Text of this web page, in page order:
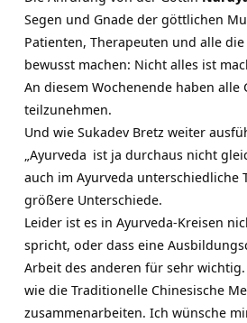
Segen und Gnade der göttlichen
Patienten, Therapeuten und alle
bewusst machen: Nicht alles ist
An diesem Wochenende haben
teilzunehmen.
Und wie Sukadev Bretz weiter
„Ayurveda ist ja durchaus nicht
auch im Ayurveda
größere Unterschiede.
Leider ist es in Ayurveda-Kreisen
spricht, oder dass eine
Arbeit des anderen für sehr
wie die Traditionelle Chinesische
zusammenarbeiten. Ich wünsche